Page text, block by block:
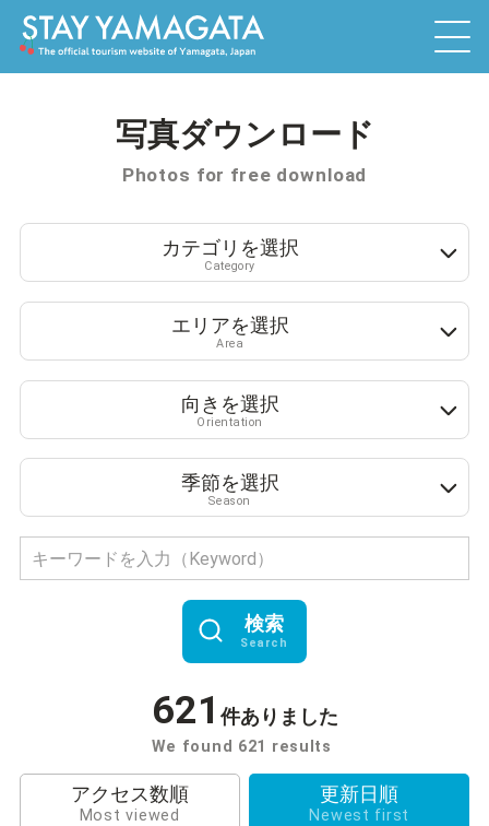
写真ダウンロード
Photos for free download
カテゴリを選択
Category
エリアを選択
Area
向きを選択
Orientation
季節を選択
Season
検索
Search
621 件ありました
We found 621 results
アクセス数順
Most viewed
更新日順
Newest first